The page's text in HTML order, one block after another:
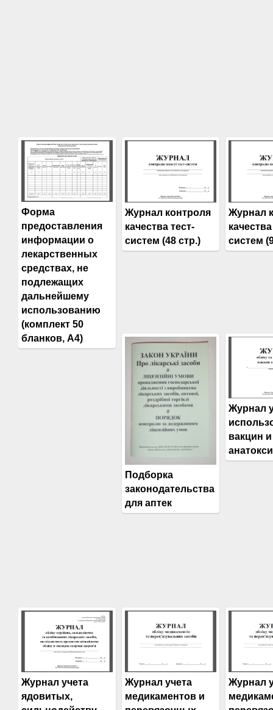
Форма
предоставления
информации о
лекарственных
средствах, не
подлежащих
дальнейшему
использованию
(комплект 50
бланков, А4)
Журнал контроля
качества тест-
систем (48 стр.)
Журнал
систем
Подборка
законодательства
для аптек
Журнал
вакцин и
Журнал учета
ядовитых,
Журнал учета
медикаментов и
Журнал